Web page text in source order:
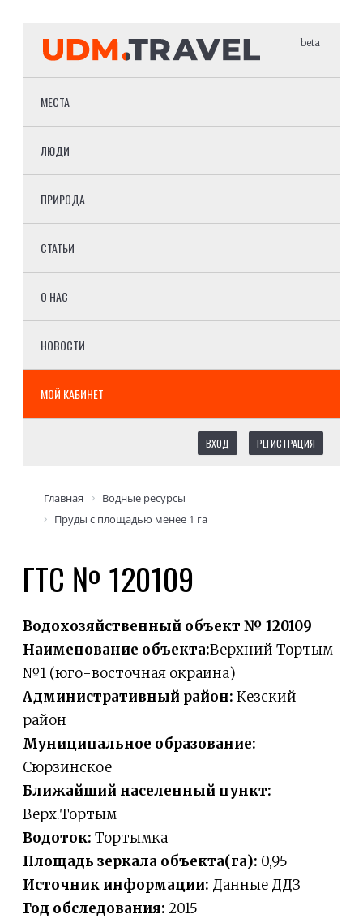
beta
МЕСТА
ЛЮДИ
ПРИРОДА
СТАТЬИ
О НАС
НОВОСТИ
МОЙ КАБИНЕТ
ВХОД РЕГИСТРАЦИЯ
Главная
Водные ресурсы
Пруды с площадью менее 1 га
ГТС № 120109
Водохозяйственный объект № 120109
Наименование объекта:Верхний Тортым
№1 (юго-восточная окраина)
Административный район: Кезский
район
Муниципальное образование:
Сюрзинское
Ближайший населенный пункт:
Верх.Тортым
Водоток: Тортымка
Площадь зеркала объекта(га): 0,95
Источник информации: Данные ДДЗ
Год обследования: 2015